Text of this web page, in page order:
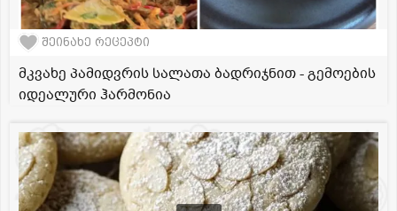
შეინახე რეცეპტი
მკვახე პამიდვრის სალათა ბადრიჯნით - გემოების
იდეალური ჰარმონია